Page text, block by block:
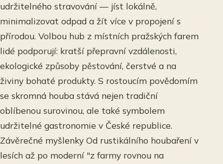
udržitelného stravování — jíst lokálně,
minimalizovat odpad a žít více v propojení s
přírodou. Volbou hub z místních pražských farem
lidé podporují: kratší přepravní vzdálenosti,
ekologické způsoby pěstování, čerstvé a na
živiny bohaté produkty. S rostoucím povědomím
se skromná houba stává nejen tradiční
oblíbenou surovinou, ale také symbolem
udržitelné gastronomie v České republice.
Závěrečné myšlenky Od rustikálního houbaření v
lesích až po moderní "z farmy rovnou na